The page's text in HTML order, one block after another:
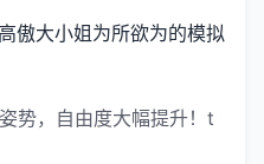
傲大小姐为所欲为的模拟
势，自由度大幅提升！t